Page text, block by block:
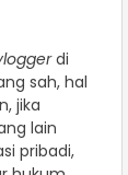
di
sah, hal
jika
lain
pribadi,